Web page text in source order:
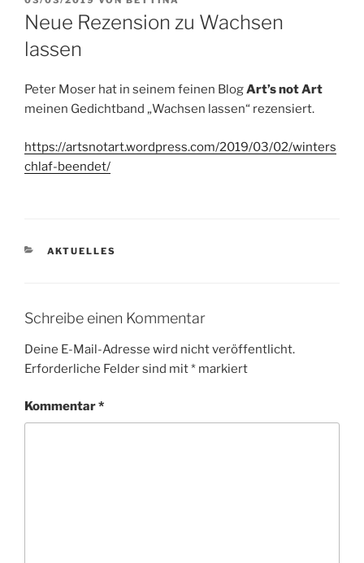
AM
Neue Rezension zu Wachsen
lassen
Peter Moser hat in seinem feinen BlogArt’s not Art
meinen Gedichtband „Wachsen lassen“ rezensiert.
https://artsnotart.wordpress.com/2019/03/02/winters
chlaf-beendet/
KATEGORIEN
AKTUELLES
Schreibe einen Kommentar
Deine E-Mail-Adresse wird nicht veröffentlicht.
Erforderliche Felder sind mit* markiert
Kommentar*